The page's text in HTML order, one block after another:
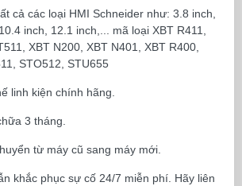
cả các loại HMI Schneider như: 3.8 inch,
inch, 12.1 inch,... mã loại XBT R411,
XBT N200, XBT N401, XBT R400,
STO512, STU655
linh kiện chính hãng.
3 tháng.
từ máy cũ sang máy mới.
khắc phục sự cố 24/7 miễn phí. Hãy liên